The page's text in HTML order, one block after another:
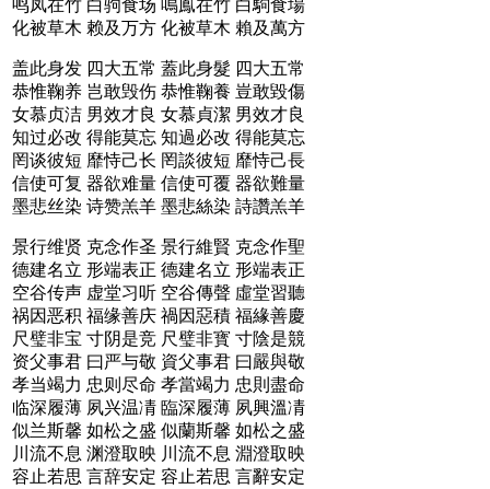
鸣凤在竹 白驹食场
化被草木 赖及万方
盖此身发 四大五常
恭惟鞠养 岂敢毁伤
女慕贞洁 男效才良
知过必改 得能莫忘
罔谈彼短 靡恃己长
信使可复 器欲难量
墨悲丝染 诗赞羔羊
景行维贤 克念作圣
德建名立 形端表正
空谷传声 虚堂习听
祸因恶积 福缘善庆
尺璧非宝 寸阴是竞
资父事君 曰严与敬
孝当竭力 忠则尽命
临深履薄 夙兴温凊
似兰斯馨 如松之盛
川流不息 渊澄取映
容止若思 言辞安定
鳴鳯在竹 白駒食場
化被草木 賴及萬方
蓋此身髮 四大五常
恭惟鞠養 豈敢毀傷
女慕貞潔 男效才良
知過必改 得能莫忘
罔談彼短 靡恃己長
信使可覆 器欲難量
墨悲絲染 詩讚羔羊
景行維賢 克念作聖
德建名立 形端表正
空谷傳聲 虛堂習聽
禍因惡積 福緣善慶
尺璧非寳 寸陰是競
資父事君 曰嚴與敬
孝當竭力 忠則盡命
臨深履薄 夙興溫凊
似蘭斯馨 如松之盛
川流不息 淵澄取映
容止若思 言辭安定